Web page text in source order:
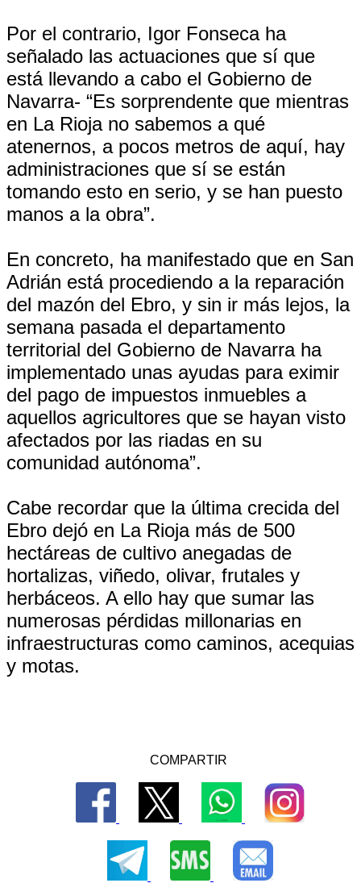
Por el contrario, Igor Fonseca ha
señalado las actuaciones que sí que
está llevando a cabo el Gobierno de
Navarra- “Es sorprendente que mientras
en La Rioja no sabemos a qué
atenernos, a pocos metros de aquí, hay
administraciones que sí se están
tomando esto en serio, y se han puesto
manos a la obra”.
En concreto, ha manifestado que en San
Adrián está procediendo a la reparación
del mazón del Ebro, y sin ir más lejos, la
semana pasada el departamento
territorial del Gobierno de Navarra ha
implementado unas ayudas para eximir
del pago de impuestos inmuebles a
aquellos agricultores que se hayan visto
afectados por las riadas en su
comunidad autónoma”.
Cabe recordar que la última crecida del
Ebro dejó en La Rioja más de 500
hectáreas de cultivo anegadas de
hortalizas, viñedo, olivar, frutales y
herbáceos. A ello hay que sumar las
numerosas pérdidas millonarias en
infraestructuras como caminos, acequias
y motas.
COMPARTIR